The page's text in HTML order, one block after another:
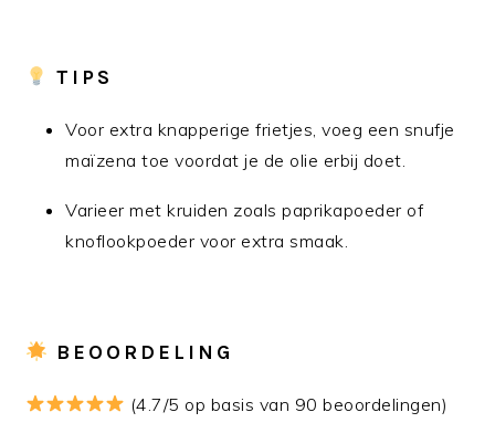
TIPS
Voor extra knapperige frietjes, voeg een snufje
maïzena toe voordat je de olie erbij doet.
Varieer met kruiden zoals paprikapoeder of
knoflookpoeder voor extra smaak.
BEOORDELING
(4.7/5 op basis van 90 beoordelingen)